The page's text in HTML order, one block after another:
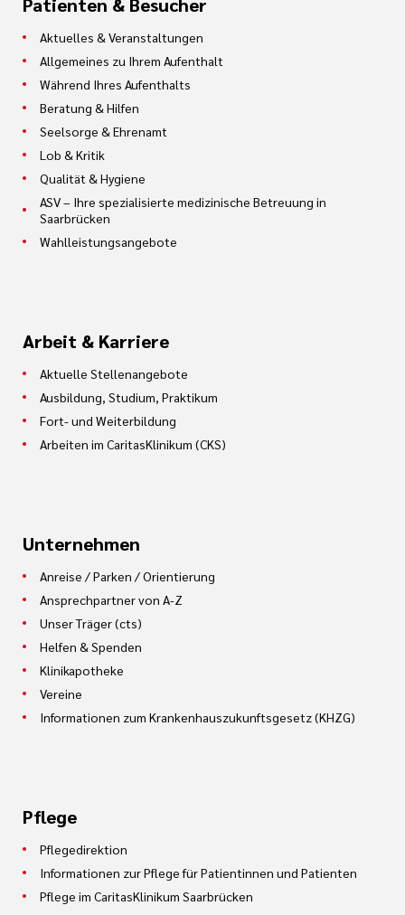
Aktuelles & Veranstaltungen
Allgemeines zu Ihrem Aufenthalt
Während Ihres Aufenthalts
Beratung & Hilfen
Seelsorge & Ehrenamt
Lob & Kritik
Qualität & Hygiene
ASV – Ihre spezialisierte medizinische Betreuung in
Saarbrücken
Wahlleistungsangebote
Arbeit & Karriere
Aktuelle Stellenangebote
Ausbildung, Studium, Praktikum
Fort- und Weiterbildung
Arbeiten im CaritasKlinikum (CKS)
Unternehmen
Anreise / Parken / Orientierung
Ansprechpartner von A-Z
Unser Träger (cts)
Helfen & Spenden
Klinikapotheke
Vereine
Informationen zum Krankenhauszukunftsgesetz (KHZG)
Pflege
Pflegedirektion
Informationen zur Pflege für Patientinnen und Patienten
Pflege im CaritasKlinikum Saarbrücken